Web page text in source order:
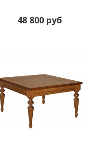
48 800 руб